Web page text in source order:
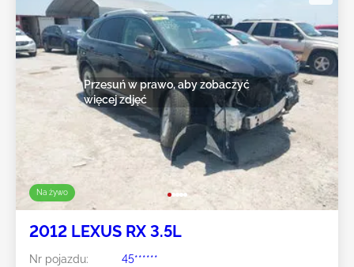
Na żywo
Przesuń w prawo, aby zobaczyć
więcej zdjęć
2012 LEXUS RX 3.5L
Nr pojazdu:
45******